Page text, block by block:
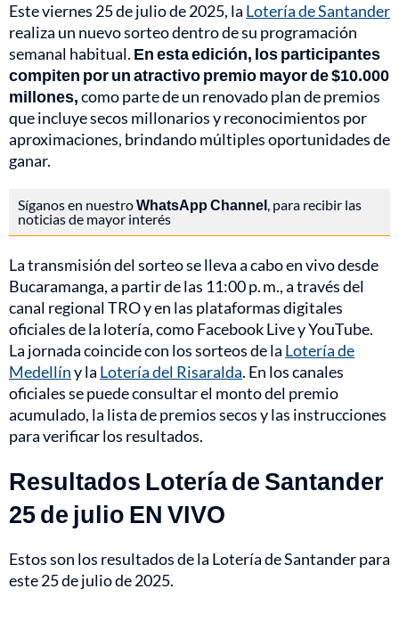
Este viernes 25 de julio de 2025, la Lotería de Santander
realiza un nuevo sorteo dentro de su programación
semanal habitual. En esta edición, los participantes
compiten por un atractivo premio mayor de $10.000
millones,como parte de un renovado plan de premios
que incluye secos millonarios y reconocimientos por
aproximaciones, brindando múltiples oportunidades de
ganar.
Síganos en nuestroWhatsApp Channel, para recibir las
noticias de mayor interés
La transmisión del sorteo se lleva a cabo en vivo desde
Bucaramanga, a partir de las 11:00 p. m., a través del
canal regional TRO y en las plataformas digitales
oficiales de la lotería, como Facebook Live y YouTube.
La jornada coincide con los sorteos de la Lotería de
Medellíny la Lotería del Risaralda. En los canales
oficiales se puede consultar el monto del premio
acumulado, la lista de premios secos y las instrucciones
para verificar los resultados.
Resultados Lotería de Santander
25 de julio EN VIVO
Estos son los resultados de la Lotería de Santander para
este 25 de julio de 2025.